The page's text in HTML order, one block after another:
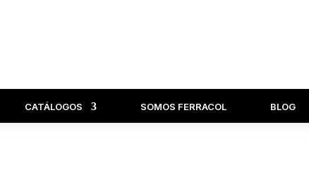
CATÁLOGOS SOMOS FERRACOL BLOG